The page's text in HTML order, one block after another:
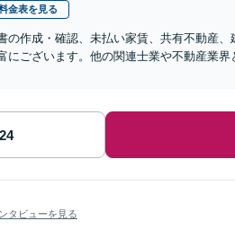
金表を見る
の作成・確認、未払い家賃、共有不動産
にございます。他の関連士業や不動産業
タビューを見る